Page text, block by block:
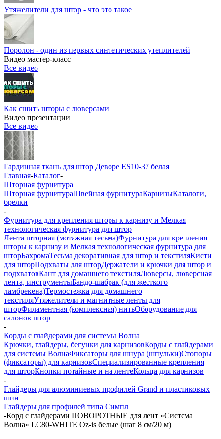
Утяжелители для штор - что это такое
Поролон - один из первых синтетических утеплителей
Видео мастер-класс
Все видео
Как сшить шторы с люверсами
Видео презентации
Все видео
Гардинная ткань для штор Деворе ES10-37 белая
Главная-Каталог-
Шторная фурнитура
Шторная фурнитураШвейная фурнитураКарнизыКаталоги,
брелки
-
Фурнитура для крепления шторы к карнизу и Мелкая
технологическая фурнитура для штор
Лента шторная (мотажная тесьма)Фурнитура для крепления
шторы к карнизу и Мелкая технологическая фурнитура для
шторБахромаТесьма декоративная для штор и текстиляКисти
для шторПодхваты для шторДержатели и крючки для штор и
подхватовКант для домашнего текстиляЛюверсы, люверсная
лента, инструментыБандо-шабрак (для жесткого
ламбрекена)Термостежка для домашнего
текстиляУтяжелители и магнитные ленты для
шторФиламентная (комплексная) нитьОборудование для
салонов штор
-
Корды с глайдерами для системы Волна
Крючки, глайдеры, бегунки для карнизовКорды с глайдерами
для системы ВолнаФиксаторы для шнура (шпульки)Стопоры
(фиксаторы) для карнизовСпециализированные крепления
для шторКнопки потайные и на лентеКольца для карнизов
-
Глайдеры для алюминиевых профилей Grand и пластиковых
шин
Глайдеры для профилей типа Симпл
-Корд с глайдерами ПОВОРОТНЫЕ для лент «Система
Волна» LC80-WHITE Oz-is белые (шаг 8 см/20 м)